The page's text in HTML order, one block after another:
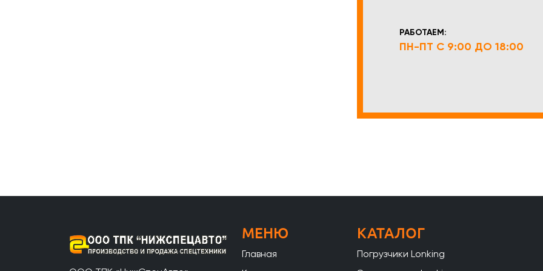
РАБОТАЕМ:
ПН-ПТ С 9:00 ДО 18:00
МЕНЮ
Главная
КАТАЛОГ
Погрузчики Lonking